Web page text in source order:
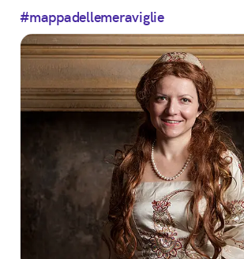
#mappadellemeraviglie